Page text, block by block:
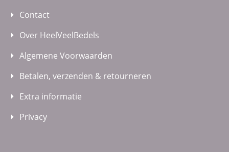
Contact
Over HeelVeelBedels
Algemene Voorwaarden
Betalen, verzenden & retourneren
Extra informatie
Privacy